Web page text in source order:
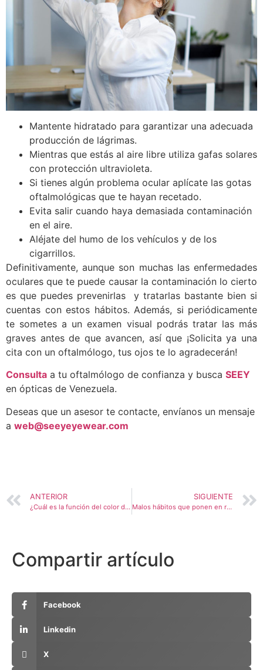
Mantente hidratado para garantizar una adecuada
producción de lágrimas.
Mientras que estás al aire libre utiliza gafas solares
con protección ultravioleta.
Si tienes algún problema ocular aplícate las gotas
oftalmológicas que te hayan recetado.
Evita salir cuando haya demasiada contaminación
en el aire.
Aléjate del humo de los vehículos y de los
cigarrillos.
Definitivamente, aunque son muchas las enfermedades
oculares que te puede causar la contaminación lo cierto
es que puedes prevenirlas y tratarlas bastante bien si
cuentas con estos hábitos. Además, si periódicamente
te sometes a un examen visual podrás tratar las más
graves antes de que avancen, así que ¡Solicita ya una
cita con un oftalmólogo, tus ojos te lo agradecerán!
Consulta a tu oftalmólogo de confianza y busca SEEY
en ópticas de Venezuela.
Deseas que un asesor te contacte, envíanos un mensaje
a web@seeyeyewear.com
ANTERIOR
¿Cuál es la función del color de las gafas en la visibilidad?
SIGUIENTE
Malos hábitos que ponen en riesgo nuestra salud visual
Compartir artículo
Facebook
Linkedin
X